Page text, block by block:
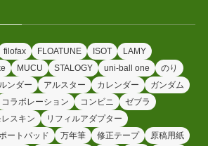
filofax FLOATUNE ISOT
LAMY
MUCU STALOGY uni-ball one
のり
ンダー アルスター カレンダー
ガンダム
コラボレーション コンビニ
ゼブラ
レスキン
リフィルアダプター
ートパッド 万年筆 修正テープ
原稿用紙